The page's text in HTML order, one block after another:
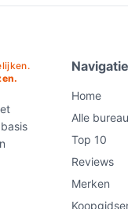
Navigatie
Home
Alle
Top 10
Reviews
Merken